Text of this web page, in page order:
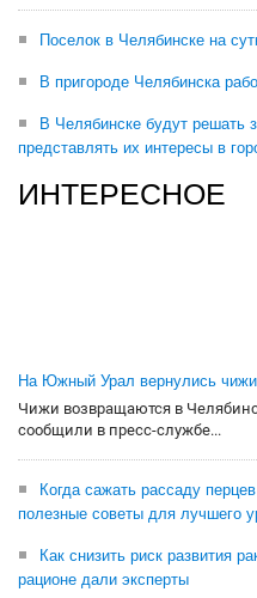
Поселок в Челябинске на
В пригороде Челябинска
В Челябинске будут решать
представлять их интересы в
ИНТЕРЕСНОЕ
На Южный Урал вернулись чижи
Чижи возвращаются в
сообщили в пресс-службе...
Когда сажать рассаду
полезные советы для лучшего
Как снизить риск развития
рационе дали эксперты